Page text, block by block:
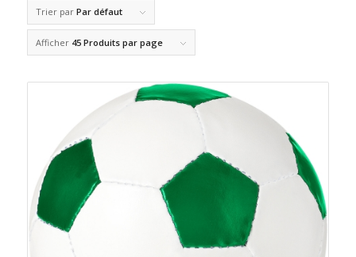
Trier par Par défaut
Afficher 45 Produits par page